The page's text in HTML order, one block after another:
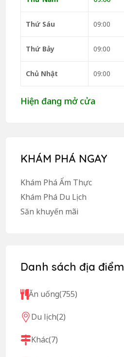
Thứ Sáu 09:00
Thứ Bảy 09:00
Chủ Nhật 09:00
Hiện đang mở cửa
KHÁM PHÁ NGAY
Khám Phá Ẩm Thực
Khám Phá Du Lịch
Săn khuyến mãi
Danh sách địa điểm
Ăn uống(755)
Du lịch(2)
Khác(7)